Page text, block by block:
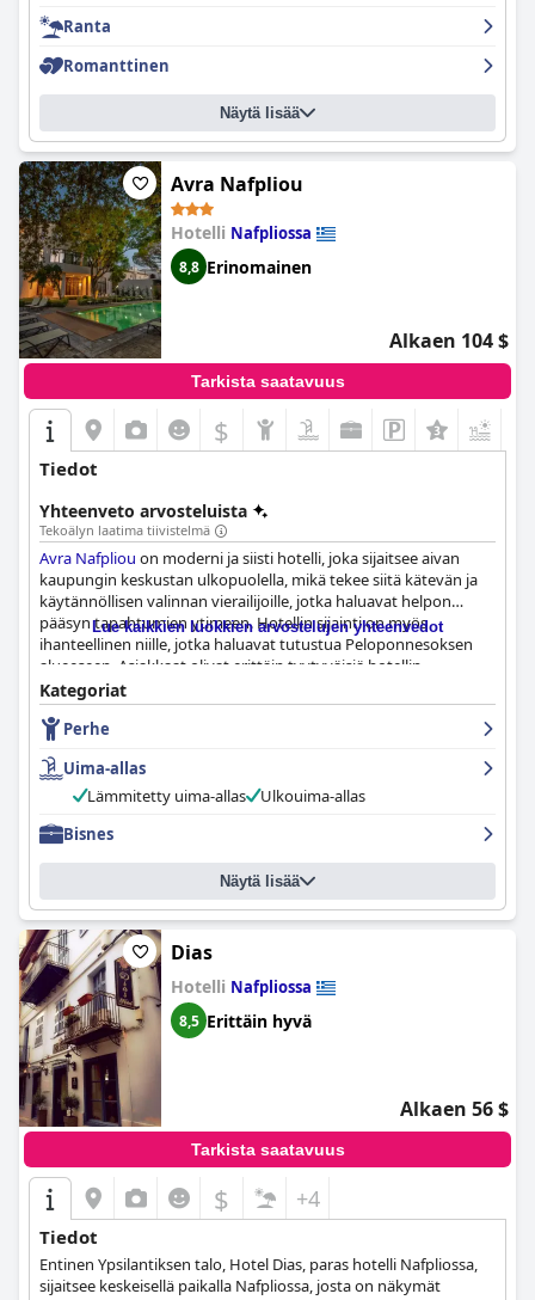
sitä erinomaiseksi, upeaksi, ihmeelliseksi ja erinomaisen hyväksi.
Huoneet ovat siistejä, moderneja ja jokaisella on oma
ainutlaatuinen tyylinsä, ja niissä on mukavat sängyt ja hyvät
suihkut. Henkilökunta on uskomattoman avuliasta ja
ystävällistä, mikä tekee Amymone ja Adiandi -hotellissa
yöpymisestä erinomaisen valinnan. Kaiken kaikkiaan Amymone
ja Adiandi tarjoavat ihastuttavan hotellikokemuksen
poikkeuksellisella sisustuksella, upeilla huoneilla ja mukavilla
sängyillä.
Ranta
Romanttinen
Näytä lisää
Avra Nafpliou
Hotelli Nafpliossa
8,8 Erinomainen
Alkaen 104 $
Tarkista saatavuus
$
Tiedot
Yhteenveto arvosteluista
Tekoälyn laatima tiivistelmä
Avra Nafpliou on moderni ja siisti hotelli, joka sijaitsee aivan
kaupungin keskustan ulkopuolella, mikä tekee siitä kätevän ja
käytännöllisen valinnan vierailijoille, jotka haluavat helpon
pääsyn tapahtumien ytimeen. Hotellin sijainti on myös
ihanteellinen niille, jotka haluavat tutustua Peloponnesoksen
alueeseen. Asiakkaat olivat erittäin tyytyväisiä hotellin
aamiaisen laatuun ja valikoimaan sekä henkilökunnan
huomaavaiseen ja ystävälliseen palveluun. Huoneet olivat
tilavia, mukavia ja hyvin varusteltuja, ja niissä oli ihanat
kylpyhuoneet. Hotelli priorisoi siisteyttä.
henkilökunta on poikkeuksellista, ja monet vieraat ylistävät
lämmintä ja vieraanvaraista vastaanottoa, jonka he saivat
sitä ympäröi kaunis allasalue, jossa on älykkäästi sijoitettuja
puita tarjoamaan luonnollista varjoa. Lapsiperheet pitävät
hotellia sopivana tilavien perhehuoneiden ja lasten suosiman
uima-altaan ansiosta.Avra Nafplioun sängyt on kuvattu
ylellisiksi ja mukaviksi, mikä takaa levollisen yöunen. Kaiken
kaikkiaanAvra Nafplioutarjoaa virkistävän ja rentouttavan
oleskelun erittäin siistissä ja kätevässä sijainnissa, jossa on
poikkeuksellinen henkilökunta ja palvelut.
Lue kaikkien luokkien arvostelujen yhteenvedot
Kategoriat
Perhe
Uima-allas
Lämmitetty uima-allas
Ulkouima-allas
Bisnes
Näytä lisää
Dias
Hotelli Nafpliossa
8,5 Erittäin hyvä
Alkaen 56 $
Tarkista saatavuus
$ +4
Tiedot
Entinen Ypsilantiksen talo, Hotel Dias, paras hotelli Nafpliossa,
sijaitsee keskeisellä paikalla Nafpliossa, josta on näkymät